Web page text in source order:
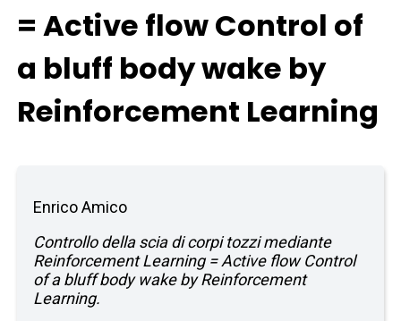
= Active flow Control of
a bluff body wake by
Reinforcement Learning
Enrico Amico
Controllo della scia di corpi tozzi mediante
Reinforcement Learning = Active flow Control
of a bluff body wake by Reinforcement
Learning.